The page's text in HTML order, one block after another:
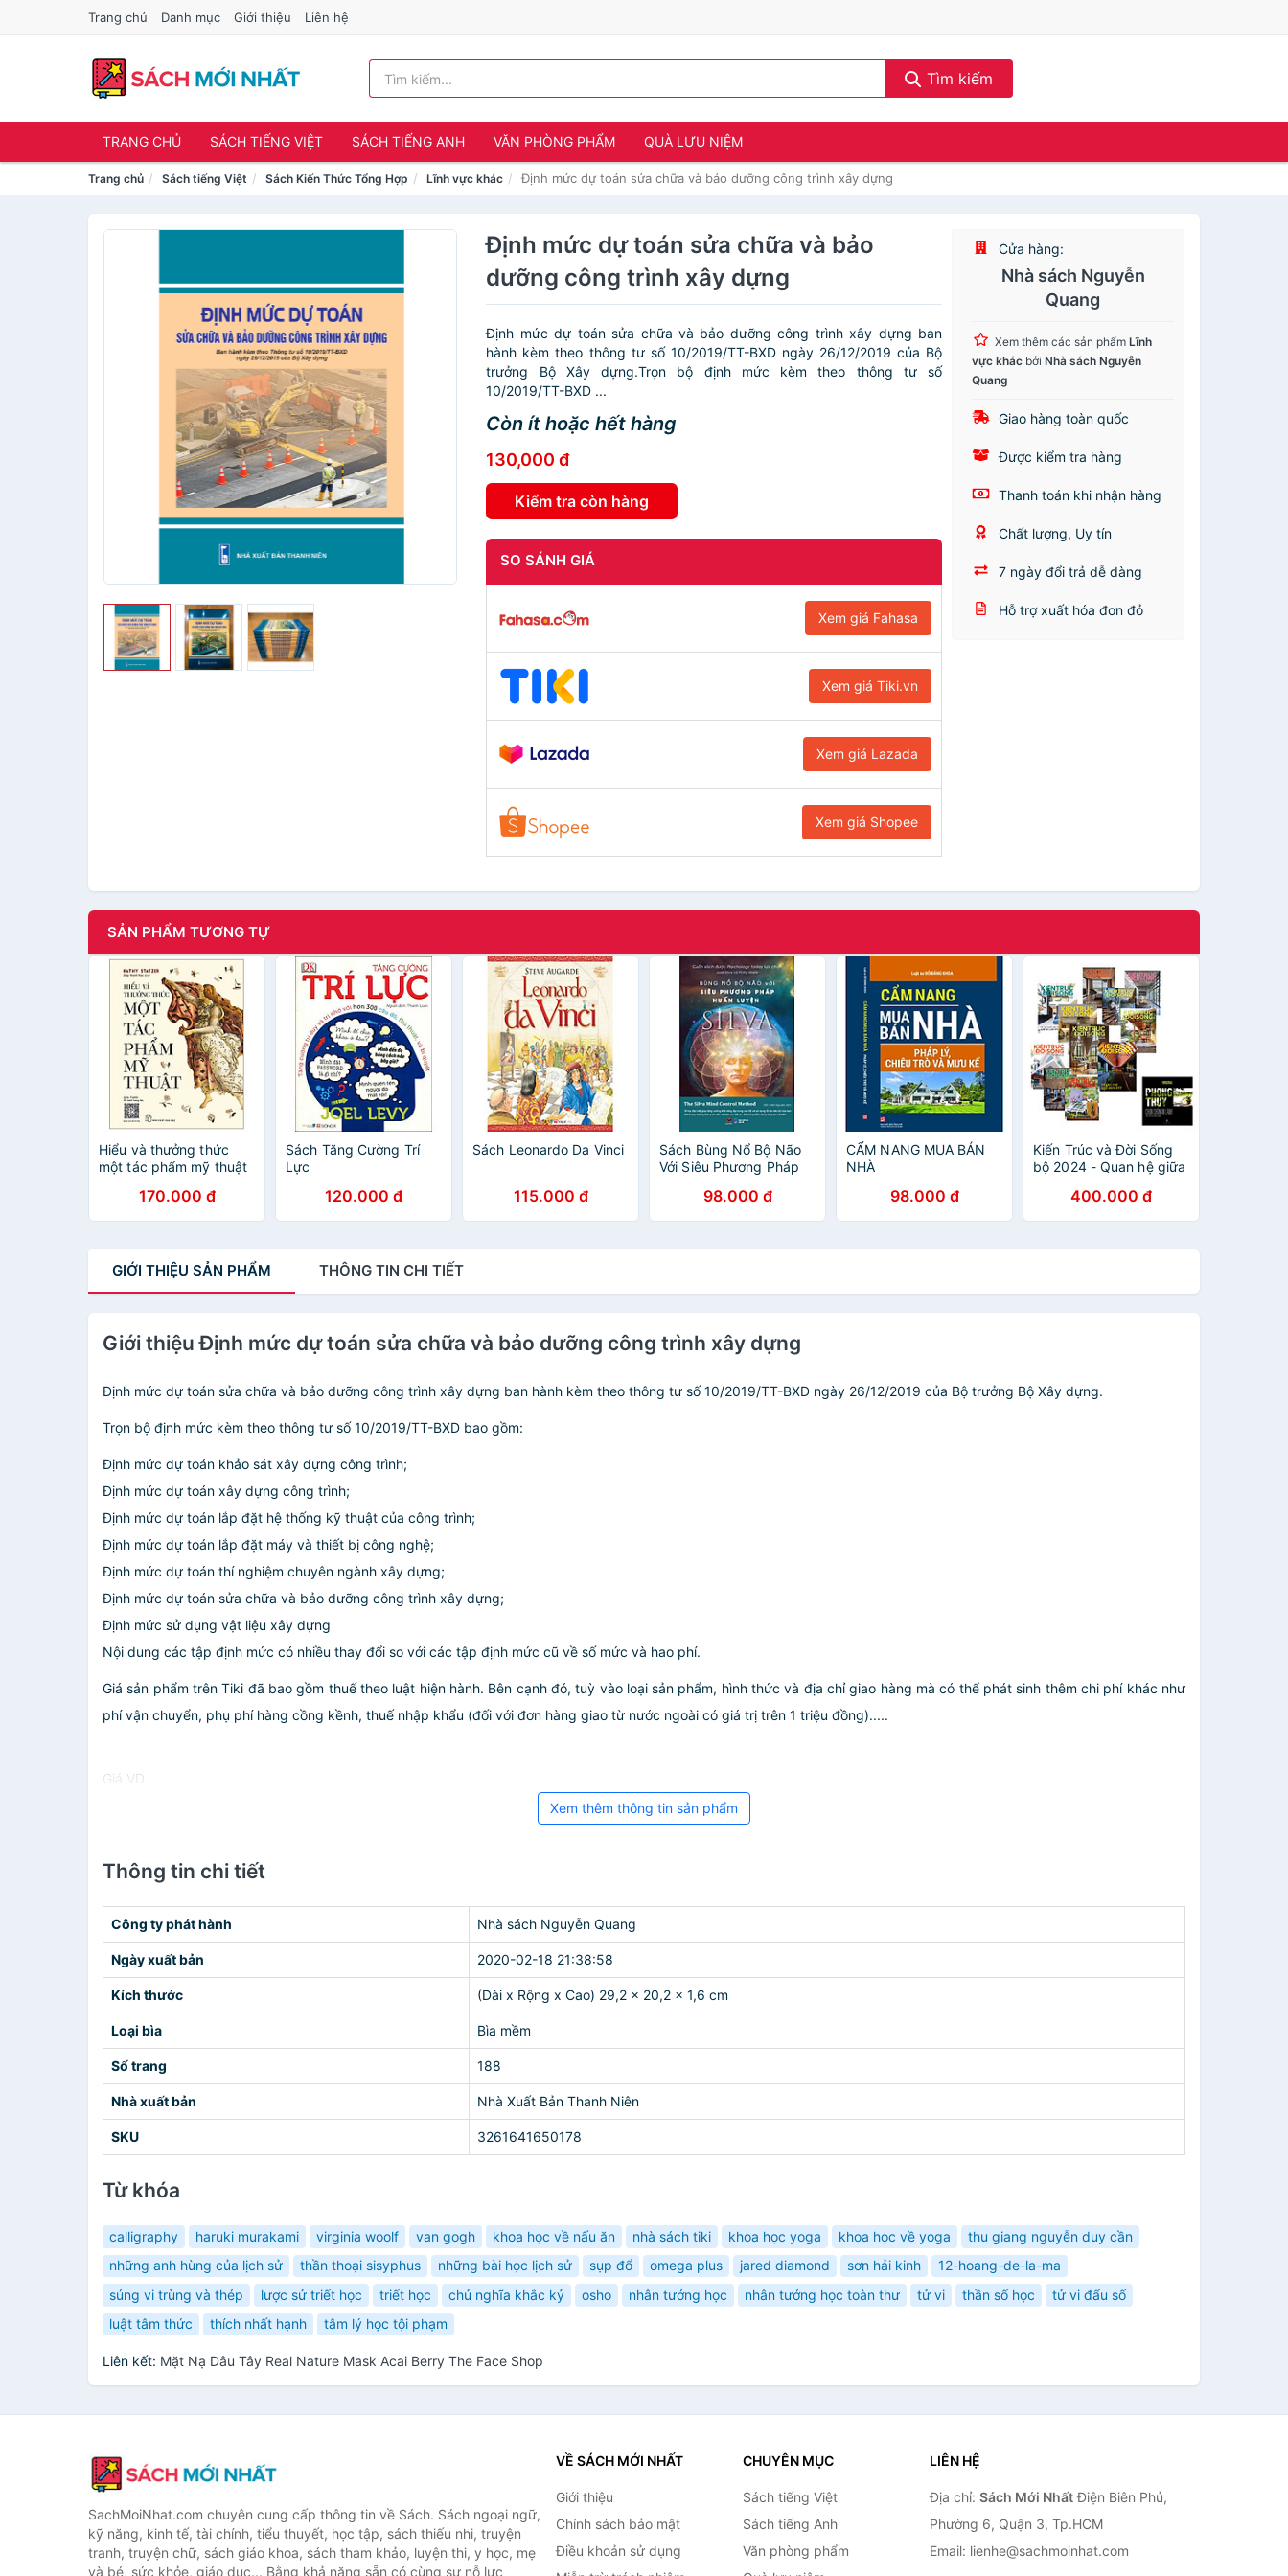
Trang chủ Danh mục Giới thiệu Liên hệ
Tìm kiếm
TRANG CHỦ SÁCH TIẾNG VIỆT SÁCH TIẾNG ANH VĂN PHÒNG PHẨM QUÀ LƯU NIỆM
Trang chủ Sách tiếng Việt Sách Kiến Thức Tổng Hợp Lĩnh vực khác Định mức dự toán sửa chữa và bảo dưỡng công trình xây dựng
Định mức dự toán sửa chữa và bảo
dưỡng công trình xây dựng
Định mức dự toán sửa chữa và bảo dưỡng công trình xây dựng ban
hành kèm theo thông tư số 10/2019/TT-BXD ngày 26/12/2019 của Bộ
trưởng Bộ Xây dựng.Trọn bộ định mức kèm theo thông tư số
10/2019/TT-BXD ...
Còn ít hoặc hết hàng
130,000 đ
Kiểm tra còn hàng
SO SÁNH GIÁ
Xem giá Fahasa
Xem giá Tiki.vn
Xem giá Lazada
Xem giá Shopee
Cửa hàng:
Nhà sách Nguyễn
Quang
Xem thêm các sản phẩmLĩnh
vực khác bởiNhà sách Nguyễn
Quang
Giao hàng toàn quốc
Được kiểm tra hàng
Thanh toán khi nhận hàng
Chất lượng, Uy tín
7 ngày đổi trả dễ dàng
Hỗ trợ xuất hóa đơn đỏ
SẢN PHẨM TƯƠNG TỰ
Hiểu và thưởng thức
một tác phẩm mỹ thuật
170.000 đ
Sách Tăng Cường Trí
Lực
120.000 đ
Sách Leonardo Da Vinci
115.000 đ
Sách Bùng Nổ Bộ Não
Với Siêu Phương Pháp
98.000 đ
CẨM NANG MUA BÁN
NHÀ
98.000 đ
Kiến Trúc và Đời Sống
bộ 2024 - Quan hệ giữa
400.000 đ
GIỚI THIỆU SẢN PHẨM THÔNG TIN CHI TIẾT
Giới thiệu Định mức dự toán sửa chữa và bảo dưỡng công trình xây dựng
Định mức dự toán sửa chữa và bảo dưỡng công trình xây dựng ban hành kèm theo thông tư số 10/2019/TT-BXD ngày 26/12/2019 của Bộ trưởng Bộ Xây dựng.
Trọn bộ định mức kèm theo thông tư số 10/2019/TT-BXD bao gồm:
Định mức dự toán khảo sát xây dựng công trình;
Định mức dự toán xây dựng công trình;
Định mức dự toán lắp đặt hệ thống kỹ thuật của công trình;
Định mức dự toán lắp đặt máy và thiết bị công nghệ;
Định mức dự toán thí nghiệm chuyên ngành xây dựng;
Định mức dự toán sửa chữa và bảo dưỡng công trình xây dựng;
Định mức sử dụng vật liệu xây dựng
Nội dung các tập định mức có nhiều thay đổi so với các tập định mức cũ về số mức và hao phí.
Giá sản phẩm trên Tiki đã bao gồm thuế theo luật hiện hành. Bên cạnh đó, tuỳ vào loại sản phẩm, hình thức và địa chỉ giao hàng mà có thể phát sinh thêm chi phí khác như
phí vận chuyển, phụ phí hàng cồng kềnh, thuế nhập khẩu (đối với đơn hàng giao từ nước ngoài có giá trị trên 1 triệu đồng).....
Giá VD
Xem thêm thông tin sản phẩm
Thông tin chi tiết
Công ty phát hành Nhà sách Nguyễn Quang
Ngày xuất bản 2020-02-18 21:38:58
Kích thước (Dài x Rộng x Cao) 29,2 x 20,2 x 1,6 cm
Loại bìa Bìa mềm
Số trang 188
Nhà xuất bản Nhà Xuất Bản Thanh Niên
SKU 3261641650178
Từ khóa
calligraphy haruki murakami virginia woolf van gogh khoa học về nấu ăn nhà sách tiki khoa học yoga khoa học về yoga
thu giang nguyễn duy cần
những anh hùng của lịch sử
thần thoại sisyphus những bài học lịch sử sụp đổ omega plus jared diamond sơn hải kinh
12-hoang-de-la-ma
súng vi trùng và thép
lược sử triết học triết học chủ nghĩa khắc kỷ osho nhân tướng học nhân tướng học toàn thư tử vi thần số học
tử vi đẩu số
luật tâm thức
thích nhất hạnh tâm lý học tội phạm
Liên kết: Mặt Nạ Dâu Tây Real Nature Mask Acai Berry The Face Shop
SachMoiNhat.com chuyên cung cấp thông tin về Sách. Sách ngoại ngữ,
kỹ năng, kinh tế, tài chính, tiểu thuyết, học tập, sách thiếu nhi, truyện
tranh, truyện chữ, sách giáo khoa, sách tham khảo, luyện thi, y học, mẹ
và bé, sức khỏe, giáo dục... Bằng khả năng sẵn có cùng sự nỗ lực
VỀ SÁCH MỚI NHẤT
Giới thiệu
Chính sách bảo mật
Điều khoản sử dụng
CHUYÊN MỤC
Sách tiếng Việt
Sách tiếng Anh
Văn phòng phẩm
LIÊN HỆ
Địa chỉ: Sách Mới NhấtĐiện Biên Phủ,
Phường 6, Quận 3, Tp.HCM
Email: lienhe@sachmoinhat.com